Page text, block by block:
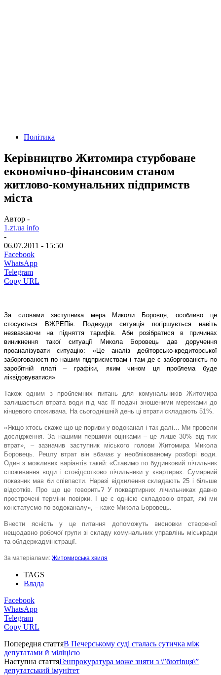
Політика
Керівництво Житомира стурбоване
економічно-фінансовим станом
житлово-комунальних підпримств
міста
Автор -
1.zt.ua info
-
06.07.2011 - 15:50
Facebook
WhatsApp
Telegram
Copy URL
За словами заступника мера Миколи Боровця, особливо це
стосується ВЖРЕПів. Подекуди ситуація погіршується навіть
незважаючи на підняття тарифів. Аби розібратися в причинах
виникнення такої ситуації Микола Боровець дав доручення
проаналізувати ситуацію: «Це аналіз дебіторсько-кредиторської
заборгованості по нашим підприємствам і там де є заборгованість по
заробітній платі – графіки, яким чином ця проблема буде
ліквідовуватися»
Також одним з проблемних питань для комунальників Житомира
залишається втрата води під час її подачі зношеними мережами до
кінцевого споживача. На сьогоднішній день ці втрати складають 51%.
«Якщо хтось скаже що це пориви у водоканал і так далі… Ми провели
дослідження. За нашими першими оцінками – це лише 30% від тих
втрат», – зазначив заступник міського голови Житомира Микола
Боровець. Решту втрат він вбачає у необлікованому розборі води.
Один з можливих варіантів такий:«Ставимо по будинковий лічильник
споживання води і стовідсотково лічильники у квартирах. Сумарний
показник мав би співпасти. Наразі відхилення складають 25 і більше
відсотків. Про що це говорить? У поквартирних лічильниках давно
прострочені терміни повірки. І це є однією складовою втрат, які ми
констатуємо по водоканалу», – каже Микола Боровець.
Внести ясність у це питання допоможуть висновки створеної
нещодавно робочої групи зі складу комунальних управлінь міськради
та облдержадмінстрації.
За матеріалами: Житомирська хвиля
TAGS
Влада
Facebook
WhatsApp
Telegram
Copy URL
Попередня статтяВ Печерському суді сталась сутичка між
депутатами й міліцією
Наступна статтяГенпрокуратура може зняти з \”бютівця\”
депутатський імунітет